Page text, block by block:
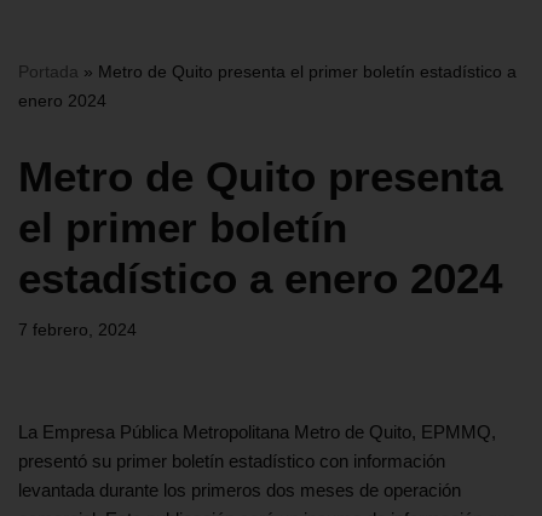
Portada » Metro de Quito presenta el primer boletín estadístico a
enero 2024
Metro de Quito presenta
el primer boletín
estadístico a enero 2024
7 febrero, 2024
La Empresa Pública Metropolitana Metro de Quito, EPMMQ,
presentó su primer boletín estadístico con información
levantada durante los primeros dos meses de operación